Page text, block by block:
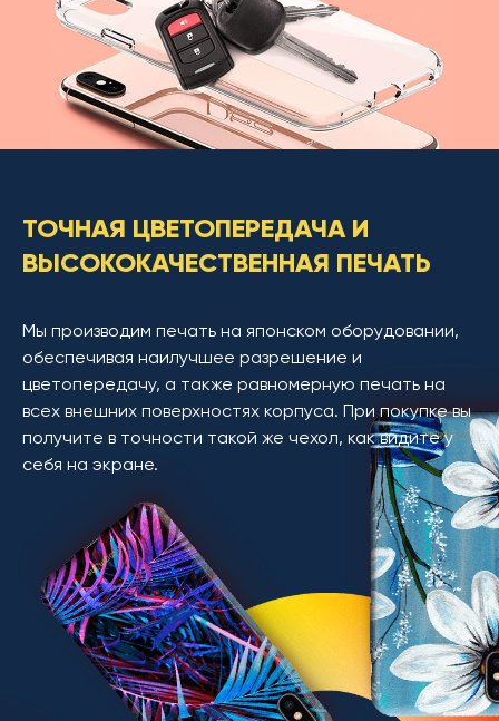
ТОЧНАЯ ЦВЕТОПЕРЕДАЧА И
ВЫСОКОКАЧЕСТВЕННАЯ ПЕЧАТЬ
Мы производим печать на японском оборудовании,
обеспечивая наилучшее разрешение и
цветопередачу, а также равномерную печать на
всех внешних поверхностях корпуса. При покупке вы
получите в точности такой же чехол, как видите у
себя на экране.